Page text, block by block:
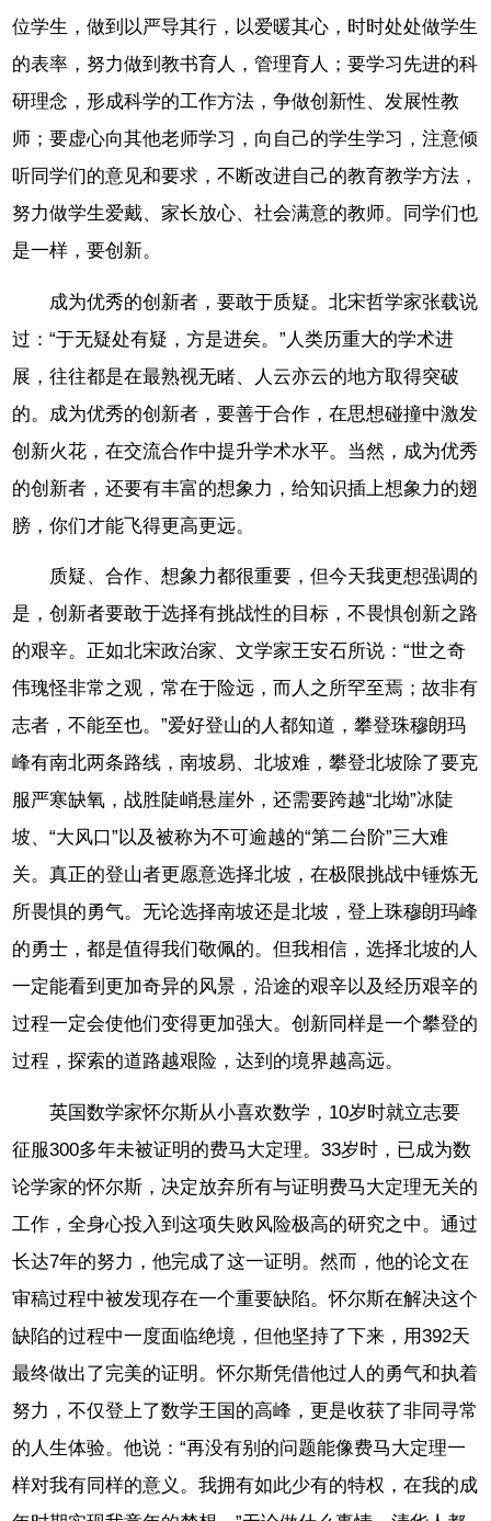
位学生，做到以严导其行，以爱暖其心，时时处处做学生
的表率，努力做到教书育人，管理育人；要学习先进的科
研理念，形成科学的工作方法，争做创新性、发展性教
师；要虚心向其他老师学习，向自己的学生学习，注意倾
听同学们的意见和要求，不断改进自己的教育教学方法，
努力做学生爱戴、家长放心、社会满意的教师。同学们也
是一样，要创新。
成为优秀的创新者，要敢于质疑。北宋哲学家张载说
过：“于无疑处有疑，方是进矣。”人类历重大的学术进
展，往往都是在最熟视无睹、人云亦云的地方取得突破
的。成为优秀的创新者，要善于合作，在思想碰撞中激发
创新火花，在交流合作中提升学术水平。当然，成为优秀
的创新者，还要有丰富的想象力，给知识插上想象力的翅
膀，你们才能飞得更高更远。
质疑、合作、想象力都很重要，但今天我更想强调的
是，创新者要敢于选择有挑战性的目标，不畏惧创新之路
的艰辛。正如北宋政治家、文学家王安石所说：“世之奇
伟瑰怪非常之观，常在于险远，而人之所罕至焉；故非有
志者，不能至也。”爱好登山的人都知道，攀登珠穆朗玛
峰有南北两条路线，南坡易、北坡难，攀登北坡除了要克
服严寒缺氧，战胜陡峭悬崖外，还需要跨越“北坳”冰陡
坡、“大风口”以及被称为不可逾越的“第二台阶”三大难
关。真正的登山者更愿意选择北坡，在极限挑战中锤炼无
所畏惧的勇气。无论选择南坡还是北坡，登上珠穆朗玛峰
的勇士，都是值得我们敬佩的。但我相信，选择北坡的人
一定能看到更加奇异的风景，沿途的艰辛以及经历艰辛的
过程一定会使他们变得更加强大。创新同样是一个攀登的
过程，探索的道路越艰险，达到的境界越高远。
英国数学家怀尔斯从小喜欢数学，10岁时就立志要
征服300多年未被证明的费马大定理。33岁时，已成为数
论学家的怀尔斯，决定放弃所有与证明费马大定理无关的
工作，全身心投入到这项失败风险极高的研究之中。通过
长达7年的努力，他完成了这一证明。然而，他的论文在
审稿过程中被发现存在一个重要缺陷。怀尔斯在解决这个
缺陷的过程中一度面临绝境，但他坚持了下来，用392天
最终做出了完美的证明。怀尔斯凭借他过人的勇气和执着
努力，不仅登上了数学王国的高峰，更是收获了非同寻常
的人生体验。他说：“再没有别的问题能像费马大定理一
样对我有同样的意义。我拥有如此少有的特权，在我的成